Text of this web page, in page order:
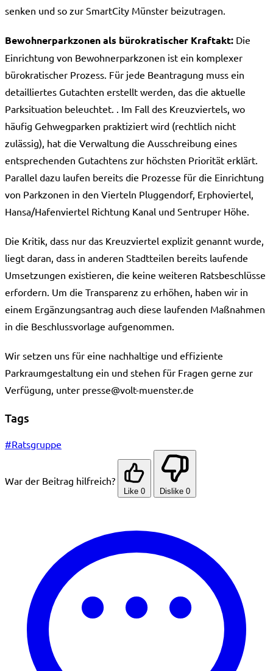
senken und so zur SmartCity Münster beizutragen.
Bewohnerparkzonen als bürokratischer Kraftakt: Die
Einrichtung von Bewohnerparkzonen ist ein komplexer
bürokratischer Prozess. Für jede Beantragung muss ein
detailliertes Gutachten erstellt werden, das die aktuelle
Parksituation beleuchtet. . Im Fall des Kreuzviertels, wo
häufig Gehwegparken praktiziert wird (rechtlich nicht
zulässig), hat die Verwaltung die Ausschreibung eines
entsprechenden Gutachtens zur höchsten Priorität erklärt.
Parallel dazu laufen bereits die Prozesse für die Einrichtung
von Parkzonen in den Vierteln Pluggendorf, Erphoviertel,
Hansa/Hafenviertel Richtung Kanal und Sentruper Höhe.
Die Kritik, dass nur das Kreuzviertel explizit genannt wurde,
liegt daran, dass in anderen Stadtteilen bereits laufende
Umsetzungen existieren, die keine weiteren Ratsbeschlüsse
erfordern. Um die Transparenz zu erhöhen, haben wir in
einem Ergänzungsantrag auch diese laufenden Maßnahmen
in die Beschlussvorlage aufgenommen.
Wir setzen uns für eine nachhaltige und effiziente
Parkraumgestaltung ein und stehen für Fragen gerne zur
Verfügung, unter presse@volt-muenster.de
Tags
#Ratsgruppe
War der Beitrag hilfreich?
Like 0 Dislike 0